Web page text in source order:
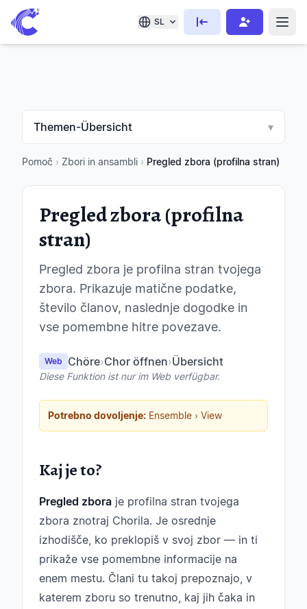
SL
Themen-Übersicht ▾
Pomoč › Zbori in ansambli › Pregled zbora (profilna stran)
Pregled zbora (profilna
stran)
Pregled zbora je profilna stran tvojega
zbora. Prikazuje matične podatke,
število članov, naslednje dogodke in
vse pomembne hitre povezave.
Web Chöre›Chor öffnen›Übersicht
Diese Funktion ist nur im Web verfügbar.
Potrebno dovoljenje: Ensemble › View
Kaj je to?
Pregled zbora je profilna stran tvojega
zbora znotraj Chorila. Je osrednje
izhodišče, ko preklopiš v svoj zbor — in ti
prikaže vse pomembne informacije na
enem mestu. Člani tu takoj prepoznajo, v
katerem zboru so trenutno, kaj jih čaka in